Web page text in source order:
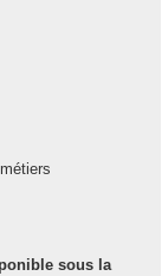
sous la